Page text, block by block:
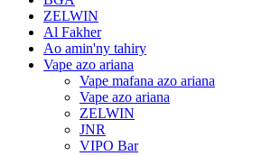
ZELWIN
Al Fakher
Ao amin'ny tahiry
Vape azo ariana
Vape mafana azo ariana
Vape azo ariana
ZELWIN
JNR
VIPO Bar